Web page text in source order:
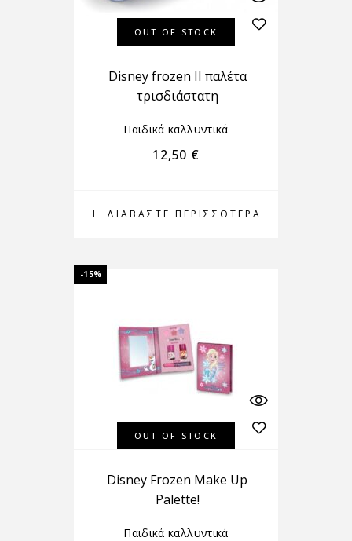
OUT OF STOCK
ΔΙΑΒΆΣΤΕ ΠΕΡΙΣΣΌΤΕΡΑ
Disney frozen II παλέτα
τρισδιάστατη
Παιδικά καλλυντικά
12,50 €
-15%
OUT OF STOCK
Disney Frozen Make Up
Palette!
Παιδικά καλλυντικά